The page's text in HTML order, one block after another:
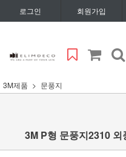
로그인 회원가입
3M제품 문풍지
3M P형 문풍지2310